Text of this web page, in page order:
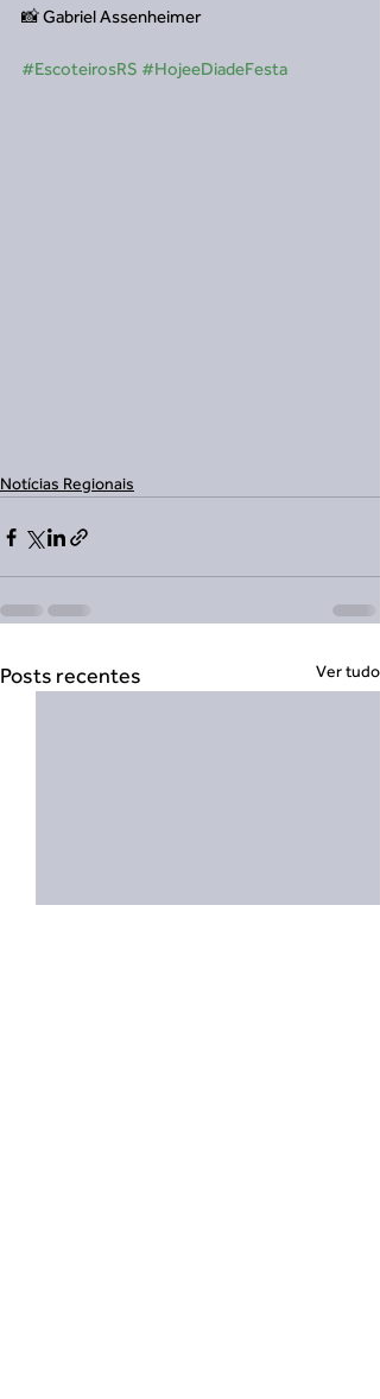
📸 Gabriel Assenheimer
#EscoteirosRS #HojeeDiadeFesta
Notícias Regionais
Posts recentes Ver tudo